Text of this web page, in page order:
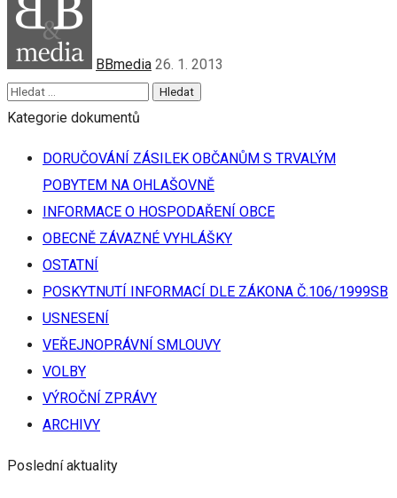
BBmedia 26. 1. 2013
Kategorie dokumentů
DORUČOVÁNÍ ZÁSILEK OBČANŮM S TRVALÝM
POBYTEM NA OHLAŠOVNĚ
INFORMACE O HOSPODAŘENÍ OBCE
OBECNĚ ZÁVAZNÉ VYHLÁŠKY
OSTATNÍ
POSKYTNUTÍ INFORMACÍ DLE ZÁKONA Č.106/1999SB
USNESENÍ
VEŘEJNOPRÁVNÍ SMLOUVY
VOLBY
VÝROČNÍ ZPRÁVY
ARCHIVY
Poslední aktuality